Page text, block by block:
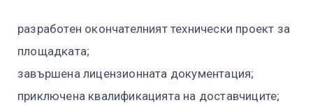
разработен окончателният технически проект за
площадката;
завършена лицензионната документация;
приключена квалификацията на доставчиците;